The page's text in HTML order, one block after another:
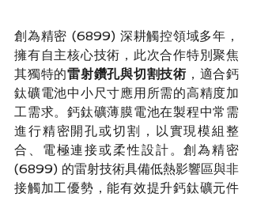
創為精密 (6899) 深耕觸控領域多年，
擁有自主核心技術，此次合作特別聚焦
其獨特的雷射鑽孔與切割技術 ，適合鈣
鈦礦電池中小尺寸應用所需的高精度加
工需求。鈣鈦礦薄膜電池在製程中常需
進行精密開孔或切割，以實現模組整
合、電極連接或柔性設計。創為精密
(6899) 的雷射技術具備低熱影響區與非
接觸加工優勢，能有效提升鈣鈦礦元件